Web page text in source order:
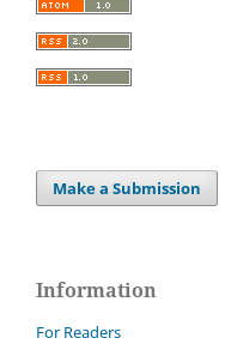
Make a Submission
Information
For Readers